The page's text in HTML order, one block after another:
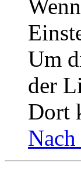
Um
der
Dort
Nach